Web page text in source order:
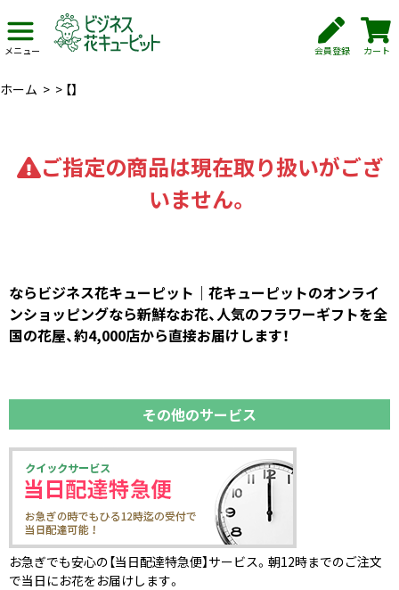
メニュー 会員登録 カート
ホーム > > 【】
ご指定の商品は現在取り扱いがござ
いません。
ならビジネス花キューピット｜花キューピットのオンライ
ンショッピングなら新鮮なお花、人気のフラワーギフトを全
国の花屋、約4,000店から直接お届けします！
その他のサービス
お急ぎでも安心の【当日配達特急便】サービス。朝12時までのご注文
で当日にお花をお届けします。